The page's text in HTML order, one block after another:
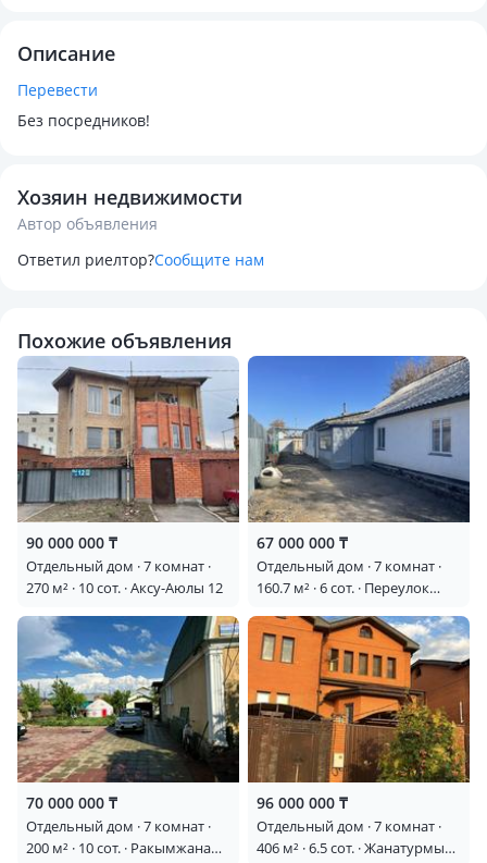
Описание
Перевести
Без посредников!
Хозяин недвижимости
Автор объявления
Ответил риелтор?Сообщите нам
Похожие объявления
90 000 000 ₸
Отдельный дом · 7 комнат ·
270 м² · 10 сот. · Аксу-Аюлы 12
67 000 000 ₸
Отдельный дом · 7 комнат ·
160.7 м² · 6 сот. · Переулок
70 000 000 ₸
Отдельный дом · 7 комнат ·
200 м² · 10 сот. · Ракымжана
96 000 000 ₸
Отдельный дом · 7 комнат ·
406 м² · 6.5 сот. · Жанатурмыс